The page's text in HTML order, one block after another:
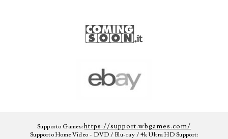
Supporto Games:https://support.wbgames.com/
Supporto Home Video - DVD / Blu-ray / 4k Ultra HD Support: